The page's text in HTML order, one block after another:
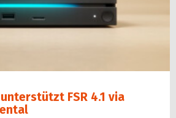
FSR 4.1 via